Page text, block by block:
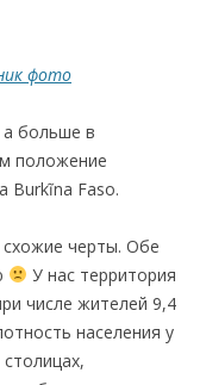
фото
а больше в
положение
Burkĩna Faso.
схожие черты. Обе
У нас территория
числе жителей 9,4
населения у